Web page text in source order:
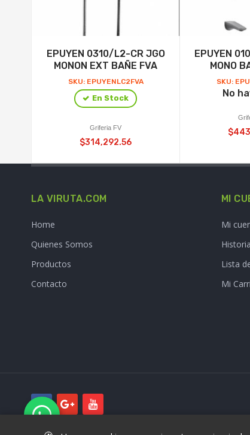
EPUYEN 0310/L2-CR JGO
MONON EXT BAÑE FVA
SKU: EPUYENLC2FVA
En Stock
Griferia FV
$314,292.56
EPUYEN
MONO
SKU:
No
LA VIRUTA.COM
Home
Quienes Somos
Productos
Contacto
MI
Mi
Lista
Mi